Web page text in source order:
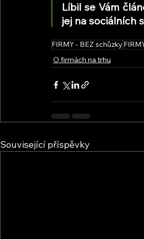
Líbil se Vám
jej na sociálních
FIRMY - BEZ schůzky
O firmách na trhu
Související příspěvky